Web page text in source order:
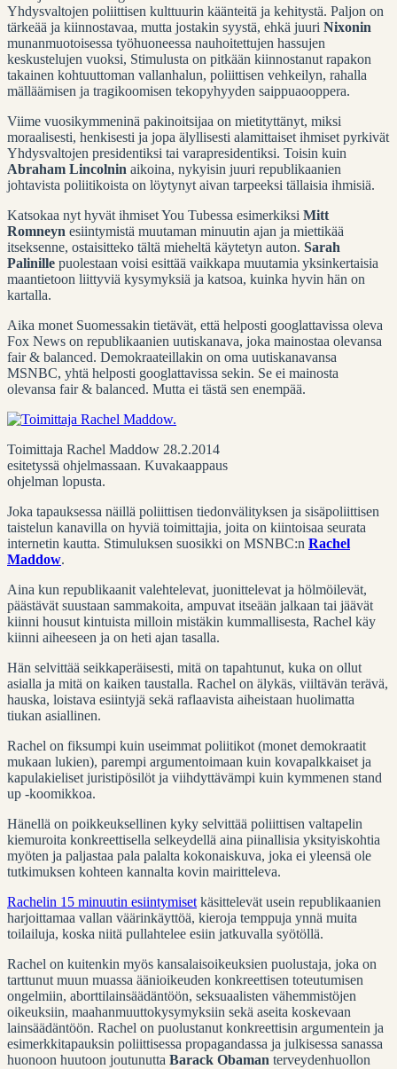
Yhdysvaltojen poliittisen kulttuurin käänteitä ja kehitystä. Paljon on
tärkeää ja kiinnostavaa, mutta jostakin syystä, ehkä juuri Nixonin
munanmuotoisessa työhuoneessa nauhoitettujen hassujen
keskustelujen vuoksi, Stimulusta on pitkään kiinnostanut rapakon
takainen kohtuuttoman vallanhalun, poliittisen vehkeilyn, rahalla
mälläämisen ja tragikoomisen tekopyhyyden saippuaooppera.
Viime vuosikymmeninä pakinoitsijaa on mietityttänyt, miksi
moraalisesti, henkisesti ja jopa älyllisesti alamittaiset ihmiset pyrkivät
Yhdysvaltojen presidentiksi tai varapresidentiksi. Toisin kuin
Abraham Lincolnin aikoina, nykyisin juuri republikaanien
johtavista poliitikoista on löytynyt aivan tarpeeksi tällaisia ihmisiä.
Katsokaa nyt hyvät ihmiset You Tubessa esimerkiksi Mitt
Romneyn esiintymistä muutaman minuutin ajan ja miettikää
itseksenne, ostaisitteko tältä mieheltä käytetyn auton. Sarah
Palinille puolestaan voisi esittää vaikkapa muutamia yksinkertaisia
maantietoon liittyviä kysymyksiä ja katsoa, kuinka hyvin hän on
kartalla.
Aika monet Suomessakin tietävät, että helposti googlattavissa oleva
Fox News on republikaanien uutiskanava, joka mainostaa olevansa
fair & balanced. Demokraateillakin on oma uutiskanavansa
MSNBC, yhtä helposti googlattavissa sekin. Se ei mainosta
olevansa fair & balanced. Mutta ei tästä sen enempää.
Toimittaja Rachel Maddow 28.2.2014
esitetyssä ohjelmassaan. Kuvakaappaus
ohjelman lopusta.
Joka tapauksessa näillä poliittisen tiedonvälityksen ja sisäpoliittisen
taistelun kanavilla on hyviä toimittajia, joita on kiintoisaa seurata
internetin kautta. Stimuluksen suosikki on MSNBC:n Rachel
Maddow.
Aina kun republikaanit valehtelevat, juonittelevat ja hölmöilevät,
päästävät suustaan sammakoita, ampuvat itseään jalkaan tai jäävät
kiinni housut kintuista milloin mistäkin kummallisesta, Rachel käy
kiinni aiheeseen ja on heti ajan tasalla.
Hän selvittää seikkaperäisesti, mitä on tapahtunut, kuka on ollut
asialla ja mitä on kaiken taustalla. Rachel on älykäs, viiltävän terävä,
hauska, loistava esiintyjä sekä raflaavista aiheistaan huolimatta
tiukan asiallinen.
Rachel on fiksumpi kuin useimmat poliitikot (monet demokraatit
mukaan lukien), parempi argumentoimaan kuin kovapalkkaiset ja
kapulakieliset juristipösilöt ja viihdyttävämpi kuin kymmenen stand
up -koomikkoa.
Hänellä on poikkeuksellinen kyky selvittää poliittisen valtapelin
kiemuroita konkreettisella selkeydellä aina piinallisia yksityiskohtia
myöten ja paljastaa pala palalta kokonaiskuva, joka ei yleensä ole
tutkimuksen kohteen kannalta kovin mairitteleva.
Rachelin 15 minuutin esiintymiset käsittelevät usein republikaanien
harjoittamaa vallan väärinkäyttöä, kieroja temppuja ynnä muita
toilailuja, koska niitä pullahtelee esiin jatkuvalla syötöllä.
Rachel on kuitenkin myös kansalaisoikeuksien puolustaja, joka on
tarttunut muun muassa äänioikeuden konkreettisen toteutumisen
ongelmiin, aborttilainsäädäntöön, seksuaalisten vähemmistöjen
oikeuksiin, maahanmuuttokysymyksiin sekä aseita koskevaan
lainsäädäntöön. Rachel on puolustanut konkreettisin argumentein ja
esimerkkitapauksin poliittisessa propagandassa ja julkisessa sanassa
huonoon huutoon joutunutta Barack Obaman terveydenhuollon